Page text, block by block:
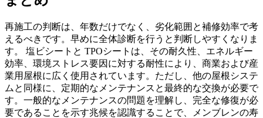
再施工の判断は、年数だけでなく、劣化範囲と補修効率で考
えるべきです。早めに全体診断を行うと判断しやすくなりま
す。 塩ビシートと TPOシートは、その耐久性、エネルギー
効率、環境ストレス要因に対する耐性により、商業および産
業用屋根に広く使用されています。ただし、他の屋根システ
ムと同様に、定期的なメンテナンスと最終的な交換が必要で
す。一般的なメンテナンスの問題を理解し、完全な修復が必
要であることを示す兆候を認識することで、メンブレンの寿